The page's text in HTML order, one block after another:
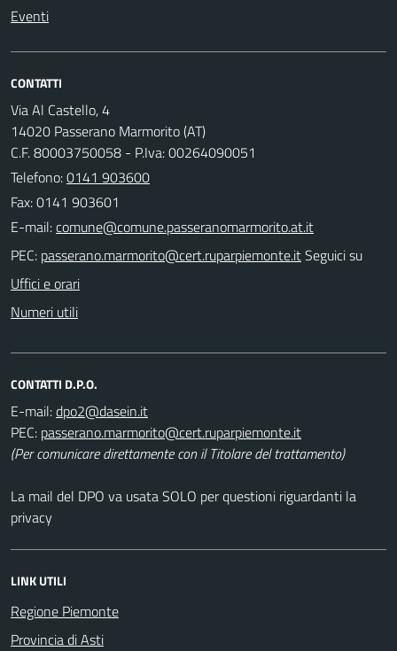
Eventi
CONTATTI
Via Al Castello, 4
14020 Passerano Marmorito (AT)
C.F. 80003750058 - P.Iva: 00264090051
Telefono:0141 903600
Fax: 0141 903601
E-mail:
PEC:
Seguici su
Uffici e orari
Numeri utili
CONTATTI D.P.O.
E-mail:
PEC:
(Per comunicare direttamente con il Titolare del trattamento)
La mail del DPO va usata SOLO per questioni riguardanti la
privacy
LINK UTILI
Regione Piemonte
Provincia di Asti